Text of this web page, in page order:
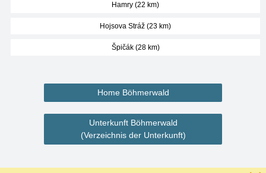
Hamry (22 km)
Hojsova Stráž (23 km)
Špičák (28 km)
Home Böhmerwald
Unterkunft Böhmerwald
(Verzeichnis der Unterkunft)